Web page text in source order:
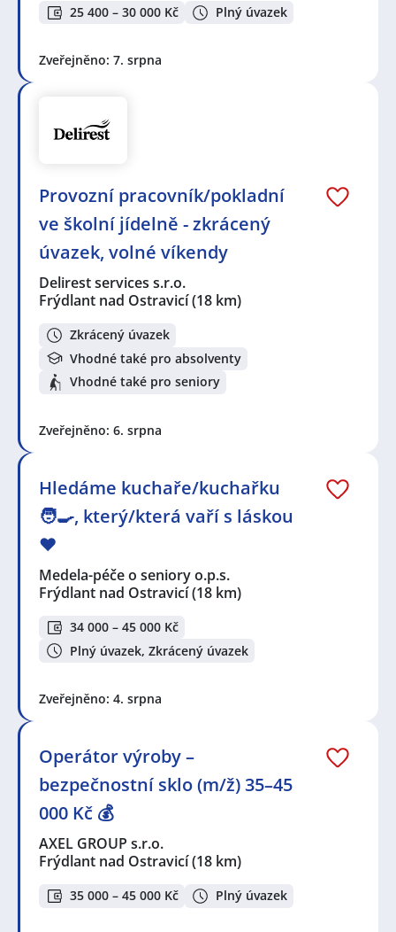
25 400 – 30 000 Kč Plný úvazek
Zveřejněno: 7. srpna
Provozní pracovník/pokladní
ve školní jídelně - zkrácený
úvazek, volné víkendy
Delirest services s.r.o.
Frýdlant nad Ostravicí(18 km)
Zkrácený úvazek
Vhodné také pro absolventy
Vhodné také pro seniory
Zveřejněno: 6. srpna
Hledáme kuchaře/kuchařku
🧑‍🍳, který/která vaří s láskou
❤️
Medela-péče o seniory o.p.s.
Frýdlant nad Ostravicí(18 km)
34 000 – 45 000 Kč
Plný úvazek, Zkrácený úvazek
Zveřejněno: 4. srpna
Operátor výroby –
bezpečnostní sklo (m/ž) 35–45
000 Kč 💰
AXEL GROUP s.r.o.
Frýdlant nad Ostravicí(18 km)
35 000 – 45 000 Kč Plný úvazek